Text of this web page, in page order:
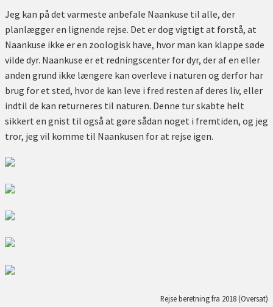
Jeg kan på det varmeste anbefale Naankuse til alle, der
planlægger en lignende rejse. Det er dog vigtigt at forstå, at
Naankuse ikke er en zoologisk have, hvor man kan klappe søde
vilde dyr. Naankuse er et redningscenter for dyr, der af en eller
anden grund ikke længere kan overleve i naturen og derfor har
brug for et sted, hvor de kan leve i fred resten af deres liv, eller
indtil de kan returneres til naturen. Denne tur skabte helt
sikkert en gnist til også at gøre sådan noget i fremtiden, og jeg
tror, jeg vil komme til Naankusen for at rejse igen.
Rejse beretning fra 2018 (Oversat)